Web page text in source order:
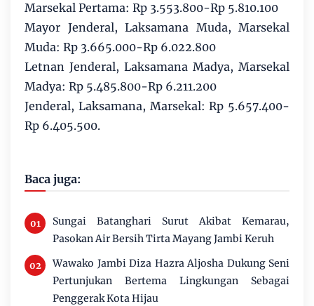
Marsekal Pertama: Rp 3.553.800-Rp 5.810.100
Mayor Jenderal, Laksamana Muda, Marsekal
Muda: Rp 3.665.000-Rp 6.022.800
Letnan Jenderal, Laksamana Madya, Marsekal
Madya: Rp 5.485.800-Rp 6.211.200
Jenderal, Laksamana, Marsekal: Rp 5.657.400-
Rp 6.405.500.
Baca juga:
Sungai Batanghari Surut Akibat Kemarau,
Pasokan Air Bersih Tirta Mayang Jambi Keruh
Wawako Jambi Diza Hazra Aljosha Dukung Seni
Pertunjukan Bertema Lingkungan Sebagai
Penggerak Kota Hijau